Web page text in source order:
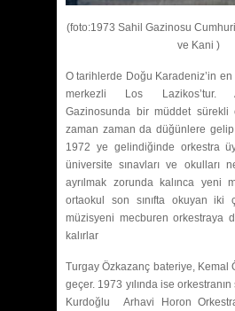
(foto:1973 Sahil Gazinosu
ve Kani )
O tarihlerde Doğu Karadeniz’in en
merkezli Los Lazikos’tur.
Gazinosunda bir müddet sürekli
zaman zaman da düğünlere gelip
1972 ye gelindiğinde orkestra
üniversite sınavları ve okulları
ayrılmak zorunda kalınca yeni
ortaokul son sınıfta okuyan iki
müzisyeni mecburen orkestraya
kalırlar
Turgay Özkazanç bateriye, Kemal
geçer. 1973 yılında ise
Kurdoğlu Arhavi Horon